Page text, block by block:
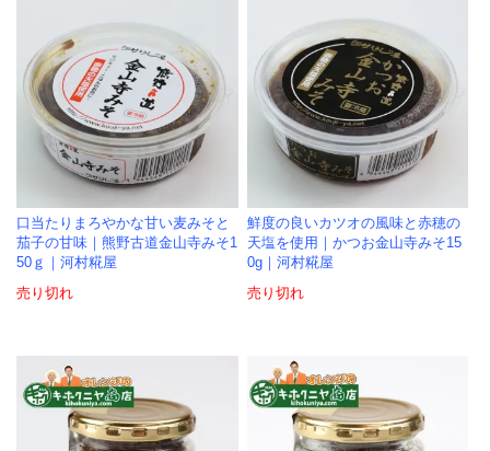
口当たりまろやかな甘い麦みそと
茄子の甘味｜熊野古道金山寺みそ1
50ｇ｜河村糀屋
売り切れ
鮮度の良いカツオの風味と赤穂の
天塩を使用｜かつお金山寺みそ15
0g｜河村糀屋
売り切れ